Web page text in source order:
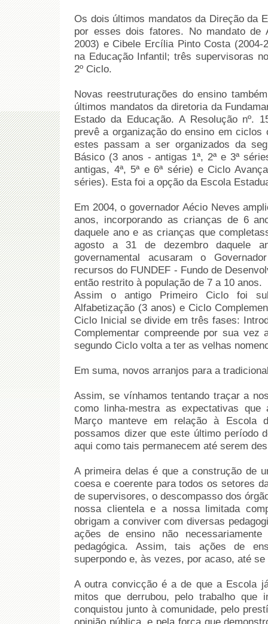
Os dois últimos mandatos da Direção da
por esses dois fatores. No mandato de
2003) e Cibele Ercília Pinto Costa (2004-
na Educação Infantil; três supervisoras
2º Ciclo.
Novas reestruturações do ensino
últimos mandatos da diretoria da
Estado da Educação. A Resolução nº.
prevê a organização do ensino em
estes passam a ser organizados da
Básico (3 anos - antigas 1ª, 2ª e 3ª
antigas, 4ª, 5ª e 6ª série) e Ciclo
séries). Esta foi a opção da Escola
Em 2004, o governador Aécio Neves
anos, incorporando as crianças de 6
daquele ano e as crianças que
agosto a 31 de dezembro daquele
governamental acusaram o
recursos do FUNDEF - Fundo de
então restrito à população de 7 a 10 anos.
Assim o antigo Primeiro Ciclo foi
Alfabetização (3 anos) e Ciclo
Ciclo Inicial se divide em três fases:
Complementar compreende por sua
segundo Ciclo volta a ter as velhas
Em suma, novos arranjos para a
Assim, se vínhamos tentando traçar a
como linha-mestra as expectativas
Março manteve em relação à Escola
possamos dizer que este último período
aqui como tais permanecem até serem
A primeira delas é que a construção de
coesa e coerente para todos os setores
de supervisores, o descompasso dos
nossa clientela e a nossa limitada
obrigam a conviver com diversas
ações de ensino não
pedagógica. Assim, tais ações de
superpondo e, às vezes, por acaso, até se
A outra convicção é a de que a Escola
mitos que derrubou, pelo trabalho que
conquistou junto à comunidade, pelo
opinião pública, e pela força que